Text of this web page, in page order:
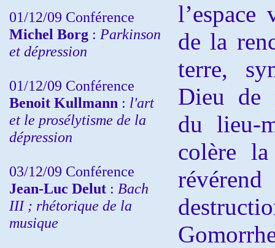
01/12/09 Conférence
Michel Borg : Parkinson
et dépression
01/12/09 Conférence
Benoit Kullmann : l'art
et le prosélytisme de la
dépression
03/12/09 Conférence
Jean-Luc Delut : Bach
III ; rhétorique de la
musique
l’espace
de la
terre,
Dieu de
du lieu-
colère